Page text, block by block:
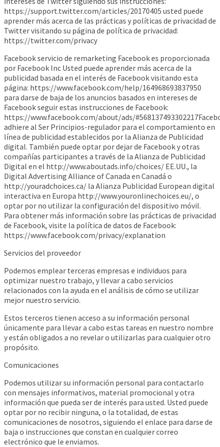
https://support.twitter.com/articles/20170405 usted puede
aprender más acerca de las prácticas y políticas de privacidad de
Twitter visitando su página de política de privacidad:
https://twitter.com/privacy
Facebook servicio de remarketing Facebook es proporcionada
por Facebook Inc Usted puede aprender más acerca de la
publicidad basada en el interés de Facebook visitando esta
página: https://www.facebook.com/help/164968693837950
para darse de baja de los anuncios basados ​​en intereses de
Facebook seguir estas instrucciones de Facebook:
https://www.facebook.com/about/ads/
adhiere al Ser Principios-regulador para el comportamiento en
línea de publicidad establecidos por la Alianza de Publicidad
digital. También puede optar por dejar de Facebook y otras
compañías participantes a través de la Alianza de Publicidad
Digital en el http://www.aboutads.info/choices/ EE.UU., la
Digital Advertising Alliance of Canada en Canadá o
http://youradchoices.ca/ la Alianza Publicidad European digital
interactiva en Europa http://www.youronlinechoices.eu/, o
optar por no utilizar la configuración del dispositivo móvil.
Para obtener más información sobre las prácticas de privacidad
de Facebook, visite la política de datos de Facebook:
https://www.facebook.com/privacy/explanation
Servicios del proveedor
Podemos emplear terceras empresas e individuos para
optimizar nuestro trabajo, y llevar a cabo servicios
relacionados con la ayuda en el análisis de cómo se utilizar
mejor nuestro servicio.
Estos terceros tienen acceso a su información personal
únicamente para llevar a cabo estas tareas en nuestro nombre
y están obligados a no revelar o utilizarlas para cualquier otro
propósito.
Comunicaciones
Podemos utilizar su información personal para contactarlo
con mensajes informativos, material promocional y otra
información que pueda ser de interés para usted. Usted puede
optar por no recibir ninguna, o la totalidad, de estas
comunicaciones de nosotros, siguiendo el enlace para darse de
baja o instrucciones que constan en cualquier correo
electrónico que le enviamos.